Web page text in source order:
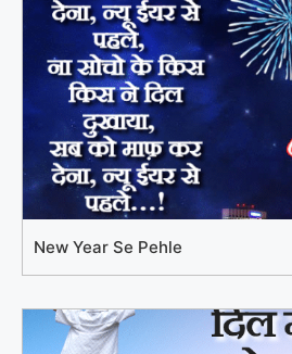
New Year Se Pehle